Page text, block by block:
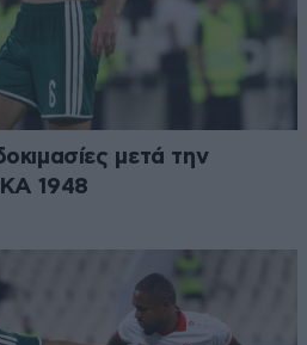
μετά την
1948